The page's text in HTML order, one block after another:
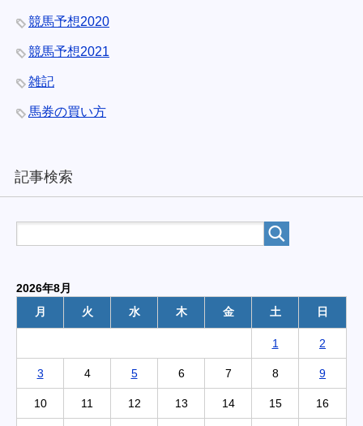
競馬予想2020
競馬予想2021
雑記
馬券の買い方
記事検索
2026年8月
月
火 水 木 金 土 日
1 2
3 4 5 6 7 8 9
10 11 12 13 14 15 16